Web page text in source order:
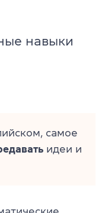
навыки
самое
идеи и